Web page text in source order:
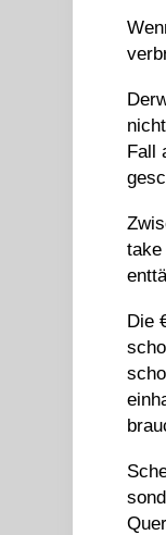
Fall
take
Die